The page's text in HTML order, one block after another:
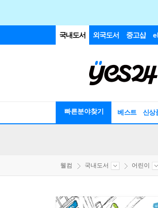
국내도서 외국도서 중고샵
빠른분야찾기 베스트 신상
웰컴 국내도서 어린이